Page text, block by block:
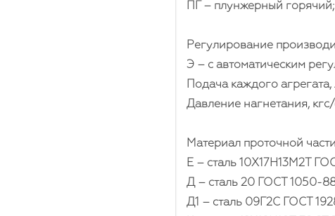
ПГ – плунжерный горячий;
Регулирование
Э – с автоматическим
Подача каждого агрегата,
Давление нагнетания,
Материал проточной
Е – сталь 10Х17Н13М2Т
Д – сталь 20 ГОСТ 1050-
Д1 – сталь 09Г2С ГОСТ